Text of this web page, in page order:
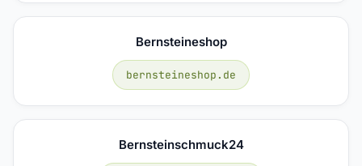
Bernsteineshop
bernsteineshop.de
Bernsteinschmuck24